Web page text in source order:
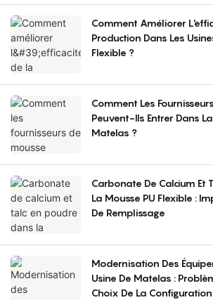
Comment Améliorer
Production Dans Les
Flexible ?
Comment Les
Peuvent-Ils Entrer Dans
Matelas ?
Carbonate De Calcium Et
La Mousse PU Flexible :
De Remplissage
Modernisation Des
Usine De Matelas :
Choix De La Configuration